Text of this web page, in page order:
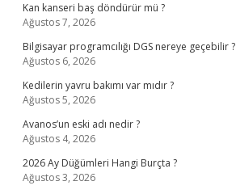
Kan kanseri baş döndürür mü ?
Ağustos 7, 2026
Bilgisayar programcılığı DGS nereye geçebilir ?
Ağustos 6, 2026
Kedilerin yavru bakımı var mıdır ?
Ağustos 5, 2026
Avanos’un eski adı nedir ?
Ağustos 4, 2026
2026 Ay Düğümleri Hangi Burçta ?
Ağustos 3, 2026